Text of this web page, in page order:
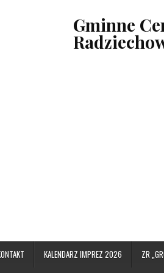
Gminne
KALENDARZ IMPREZ 2026 ZR